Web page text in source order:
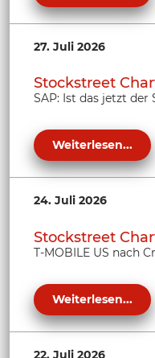
27. Juli 2026
Stockstreet
SAP: Ist das jetzt der
Weiterlesen...
24. Juli 2026
Stockstreet
T-MOBILE US nach
Weiterlesen...
22. Juli 2026